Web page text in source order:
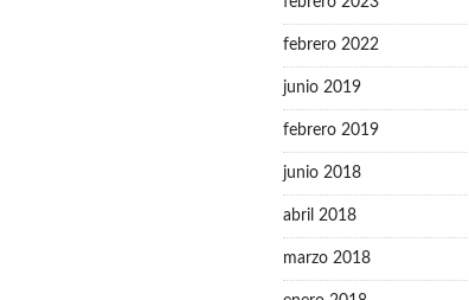
febrero 2022
junio 2019
febrero 2019
junio 2018
abril 2018
marzo 2018